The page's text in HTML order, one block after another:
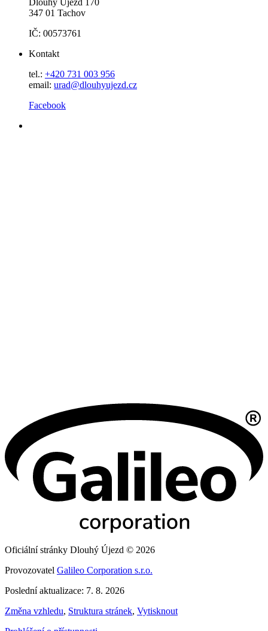
347 01 Tachov
IČ: 00573761
Kontakt
tel.: +420 731 003 956
email: urad@dlouhyujezd.cz
Facebook
Oficiální stránky Dlouhý Újezd © 2026
Provozovatel Galileo Corporation s.r.o.
Poslední aktualizace: 7. 8. 2026
Změna vzhledu, Struktura stránek, Vytisknout